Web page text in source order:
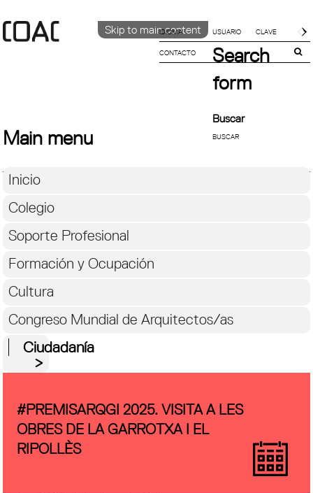
Skip to main content
IDIOMA
CATALÀ
CONTACTO
Search
form
Buscar
Main menu
Inicio
Colegio
Soporte Profesional
Formación y Ocupación
Cultura
Congreso Mundial de Arquitectos/as
Ciudadanía
#PREMISARQGI 2025. VISITA A LES
OBRES DE LA GARROTXA I EL
RIPOLLÈS